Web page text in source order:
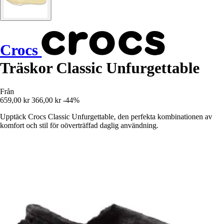
Crocs
Träskor Classic Unfurgettable
Från
659,00 kr 366,00 kr -44%
Upptäck Crocs Classic Unfurgettable, den perfekta kombinationen av
komfort och stil för oöverträffad daglig användning.